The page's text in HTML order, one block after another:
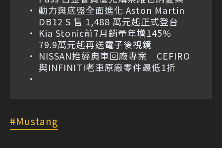
動力與底盤全面進化 Aston Martin
DB12 S 售 1,488 萬元起正式登台
Kia Stonic前7月銷量年增145%
79.9萬元起再送電子後視鏡
NISSAN推經典車回廠專案 CEFIRO
與INFINITI老車原廠零件最低1折
Mustang